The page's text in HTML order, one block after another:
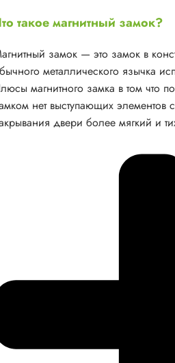
такое магнитный замок?
замок — это замок в
металлического язычка
магнитного замка в том что
нет выступающих элементов
двери более мягкий и